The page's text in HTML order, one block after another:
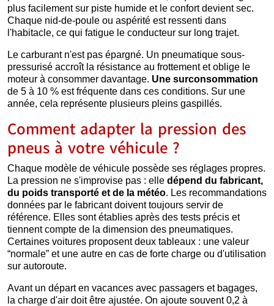
plus facilement sur piste humide et le confort devient sec.
Chaque nid-de-poule ou aspérité est ressenti dans
l'habitacle, ce qui fatigue le conducteur sur long trajet.
Le carburant n'est pas épargné. Un pneumatique sous-
pressurisé accroît la résistance au frottement et oblige le
moteur à consommer davantage. Une surconsommation
de 5 à 10 % est fréquente dans ces conditions. Sur une
année, cela représente plusieurs pleins gaspillés.
Comment adapter la pression des
pneus à votre véhicule ?
Chaque modèle de véhicule possède ses réglages propres.
La pression ne s'improvise pas : elle dépend du fabricant,
du poids transporté et de la météo. Les recommandations
données par le fabricant doivent toujours servir de
référence. Elles sont établies après des tests précis et
tiennent compte de la dimension des pneumatiques.
Certaines voitures proposent deux tableaux : une valeur
“normale” et une autre en cas de forte charge ou d'utilisation
sur autoroute.
Avant un départ en vacances avec passagers et bagages,
la charge d'air doit être ajustée. On ajoute souvent 0,2 à